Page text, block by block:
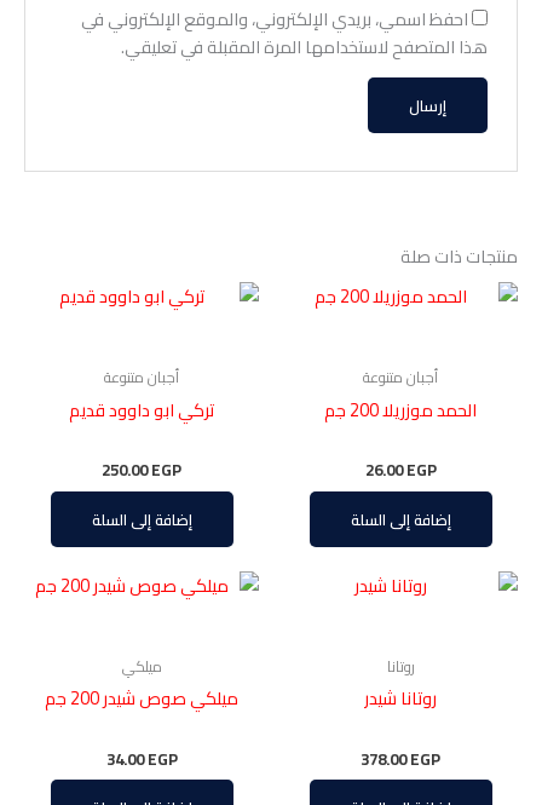
احفظ اسمي، بريدي الإلكتروني، والموقع الإلكتروني في
هذا المتصفح لاستخدامها المرة المقبلة في تعليقي.
منتجات ذات صلة
أجبان متنوعة
الحمد موزريلا 200 جم
26.00EGP
إضافة إلى السلة
أجبان متنوعة
تركي ابو داوود قديم
250.00EGP
إضافة إلى السلة
روتانا
روتانا شيدر
378.00EGP
ميلكي
ميلكي صوص شيدر 200 جم
34.00EGP